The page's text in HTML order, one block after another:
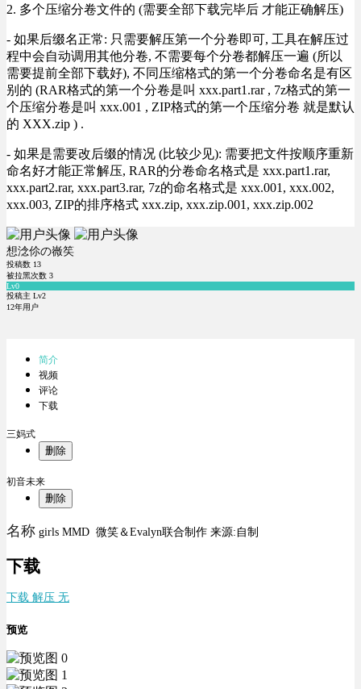
2. 多个压缩分卷文件的 (需要全部下载完毕后 才能正确解压)
- 如果后缀名正常: 只需要解压第一个分卷即可, 工具在解压过
程中会自动调用其他分卷, 不需要每个分卷都解压一遍 (所以
需要提前全部下载好), 不同压缩格式的第一个分卷命名是有区
别的 (RAR格式的第一个分卷是叫 xxx.part1.rar , 7z格式的第一
个压缩分卷是叫 xxx.001 , ZIP格式的第一个压缩分卷 就是默认
的 XXX.zip ) .
- 如果是需要改后缀的情况 (比较少见): 需要把文件按顺序重新
命名好才能正常解压, RAR的分卷命名格式是 xxx.part1.rar,
xxx.part2.rar, xxx.part3.rar, 7z的命名格式是 xxx.001, xxx.002,
xxx.003, ZIP的排序格式 xxx.zip, xxx.zip.001, xxx.zip.002
想淰伱の嶶笶
投稿数 13
被拉黑次数 3
Lv0
投稿主 Lv2
12年用户
简介
视频
评论
下载
三妈式
删除
初音未来
删除
名称 girls MMD 微笑＆Evalyn联合制作 来源:自制
下载
下载 解压 无
预览